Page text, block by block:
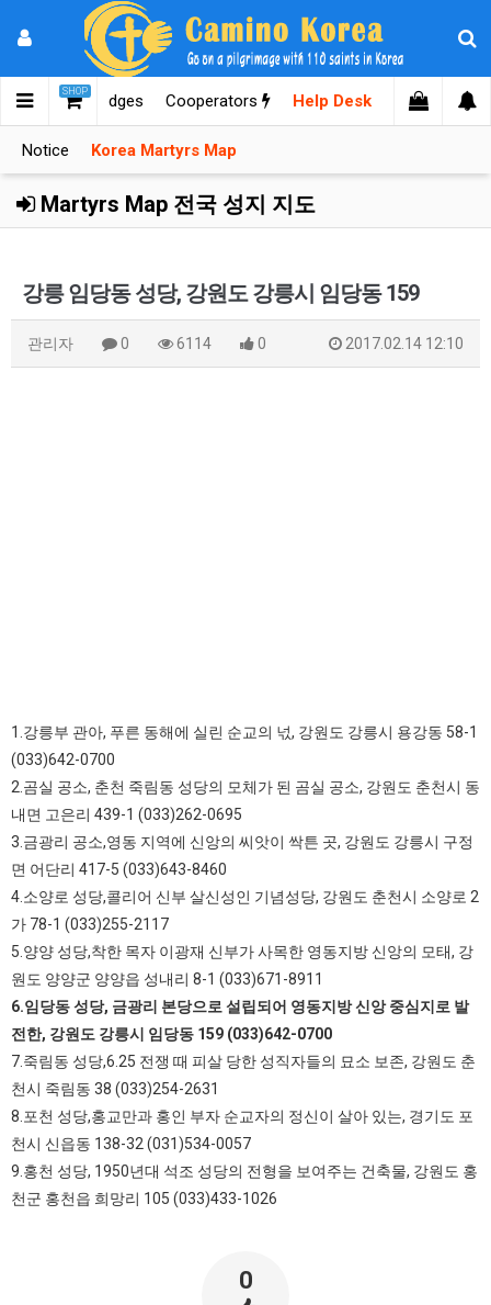
SHOP
Knowledges Cooperators Help Desk
Notice Korea Martyrs Map
Martyrs Map 전국 성지 지도
강릉 임당동 성당, 강원도 강릉시 임당동 159
관리자 0 6114 0 2017.02.14 12:10
1.강릉부 관아, 푸른 동해에 실린 순교의 넋, 강원도 강릉시 용강동 58-1
(033)642-0700
2.곰실 공소, 춘천 죽림동 성당의 모체가 된 곰실 공소, 강원도 춘천시 동
내면 고은리 439-1 (033)262-0695
3.금광리 공소,영동 지역에 신앙의 씨앗이 싹튼 곳, 강원도 강릉시 구정
면 어단리 417-5 (033)643-8460
4.소양로 성당,콜리어 신부 살신성인 기념성당, 강원도 춘천시 소양로 2
가 78-1 (033)255-2117
5.양양 성당,착한 목자 이광재 신부가 사목한 영동지방 신앙의 모태, 강
원도 양양군 양양읍 성내리 8-1 (033)671-8911
6.임당동 성당, 금광리 본당으로 설립되어 영동지방 신앙 중심지로 발
전한, 강원도 강릉시 임당동 159 (033)642-0700
7.죽림동 성당,6.25 전쟁 때 피살 당한 성직자들의 묘소 보존, 강원도 춘
천시 죽림동 38 (033)254-2631
8.포천 성당,홍교만과 홍인 부자 순교자의 정신이 살아 있는, 경기도 포
천시 신읍동 138-32 (031)534-0057
9.홍천 성당, 1950년대 석조 성당의 전형을 보여주는 건축물, 강원도 홍
천군 홍천읍 희망리 105 (033)433-1026
0